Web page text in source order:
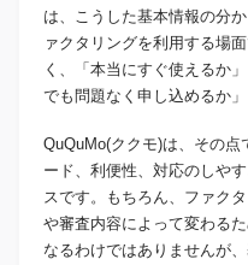
は、こうした基本情報の分
ァクタリングを利用する場
く、「本当にすぐ使えるか
でも問題なく申し込めるか
QuQuMo(ククモ)は、その
ード、利便性、対応のしや
スです。もちろん、ファク
や審査内容によって変わる
なるわけではありませんが